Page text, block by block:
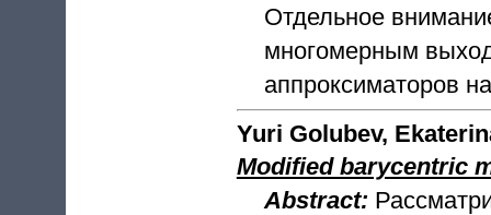
Отдельное
многомерным
аппроксиматоров
Yuri Golubev,
Modified barycentric
Abstract: